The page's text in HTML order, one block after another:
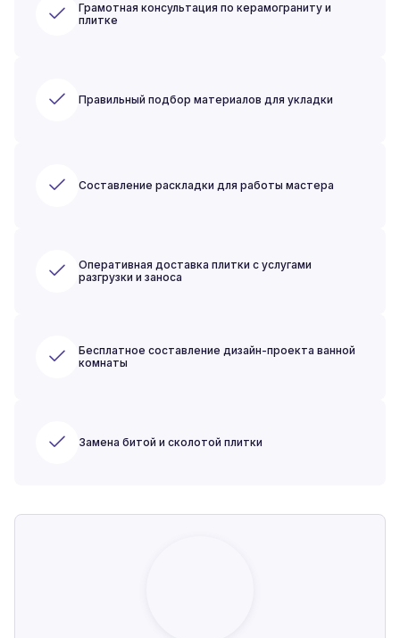
Грамотная консультация по керамограниту и
плитке
Правильный подбор материалов для укладки
Составление раскладки для работы мастера
Оперативная доставка плитки с услугами
разгрузки и заноса
Бесплатное составление дизайн-проекта ванной
комнаты
Замена битой и сколотой плитки